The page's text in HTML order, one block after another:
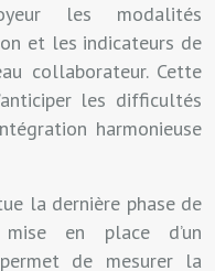
les modalités
et les indicateurs de
collaborateur. Cette
les difficultés
harmonieuse
la dernière phase de
mise en place d’un
de mesurer la